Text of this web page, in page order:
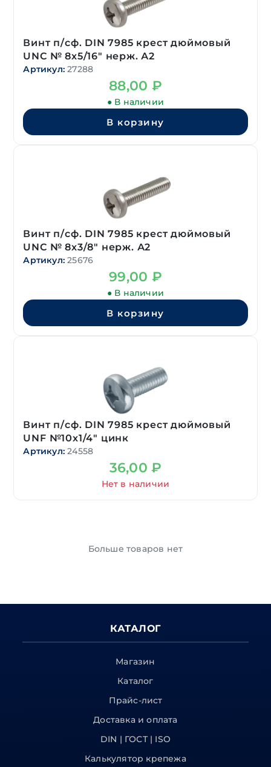
Винт п/сф. DIN 7985 крест дюймовый
UNC № 8х5/16″ нерж. А2
Артикул: 27288
88,00 ₽
● В наличии
В корзину
Винт п/сф. DIN 7985 крест дюймовый
UNC № 8х3/8″ нерж. А2
Артикул: 25676
99,00 ₽
● В наличии
В корзину
Винт п/сф. DIN 7985 крест дюймовый
UNF №10х1/4″ цинк
Артикул: 24558
36,00 ₽
Нет в наличии
Больше товаров нет
КАТАЛОГ
Магазин
Каталог
Прайс-лист
Доставка и оплата
DIN | ГОСТ | ISO
Калькулятор крепежа